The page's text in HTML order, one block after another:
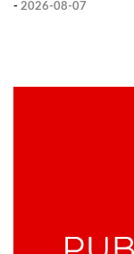
- 2026-08-07